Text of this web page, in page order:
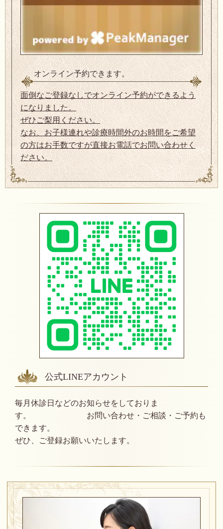
オンライン予約できます。
面倒なご登録なしでオンライン予約ができるよう
になりました。
ぜひご梨用ください。
なお、お子様連れや診療時間外のお時間をご希望
の方はお手数ですが直接お電話でお問い合わせく
ださい。
公式LINEアカウント
毎月休診日などのお知らせをしておりま
す。 お問い合わせ・ご相談・ご予約も
できます。
ぜひ、ご登録お願いいたします。